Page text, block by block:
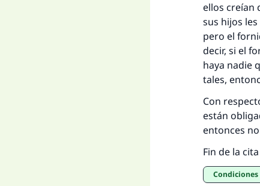
ellos creían
sus hijos
pero el
decir, si el
haya nadie
tales,
Con
están
entonces
Fin de la